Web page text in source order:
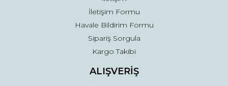
Gönder
İletişim Formu
Havale Bildirim Formu
Sipariş Sorgula
Kargo Takibi
ALIŞVERİŞ